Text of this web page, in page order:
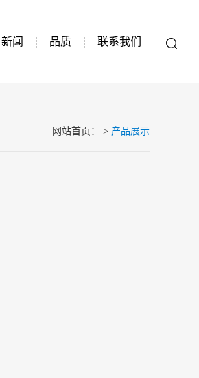
新闻 品质 联系我们
网站首页 ： > 产品展示